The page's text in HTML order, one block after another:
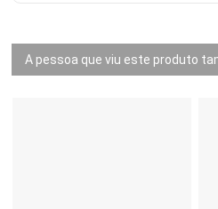
A pessoa que viu este produto